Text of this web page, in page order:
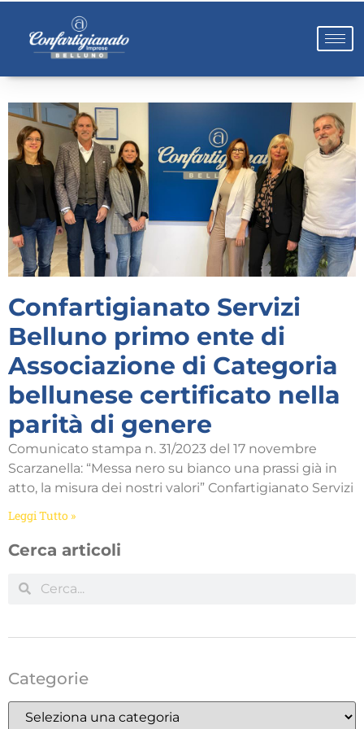
Confartigianato Servizi
Belluno primo ente di
Associazione di Categoria
bellunese certificato nella
parità di genere
Comunicato stampa n. 31/2023 del 17 novembre
Scarzanella: “Messa nero su bianco una prassi già in
atto, la misura dei nostri valori” Confartigianato Servizi
Leggi Tutto »
Cerca articoli
Categorie